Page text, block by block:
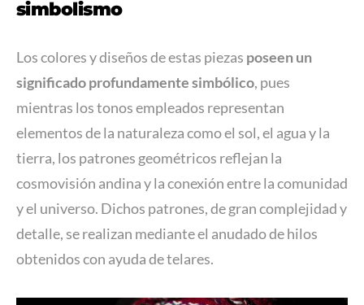
simbolismo
Los colores y diseños de estas piezas poseen un
significado profundamente simbólico, pues
mientras los tonos empleados representan
elementos de la naturaleza como el sol, el agua y la
tierra, los patrones geométricos reflejan la
cosmovisión andina y la conexión entre la comunidad
y el universo. Dichos patrones, de gran complejidad y
detalle, se realizan mediante el anudado de hilos
obtenidos con ayuda de telares.